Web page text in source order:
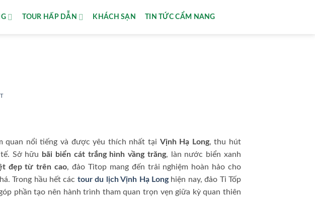
TOUR HẤP DẪN KHÁCH SẠN TIN TỨC CẨM NANG
quan nổi tiếng và được yêu thích nhất tại Vịnh Hạ Long, thu hút
Sở hữu
bãi biển cát trắng hình vầng trăng, làn nước biển xanh
đẹp từ trên cao, đảo Titop mang đến trải nghiệm hoàn hảo cho
Trong hầu hết các tour du lịch Vịnh Hạ Longhiện nay, đảo Ti Tốp
phần tạo nên hành trình tham quan trọn vẹn giữa kỳ quan thiên